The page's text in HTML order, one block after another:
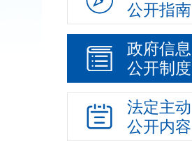
公开指南
政府信息
公开制度
法定主动
公开内容